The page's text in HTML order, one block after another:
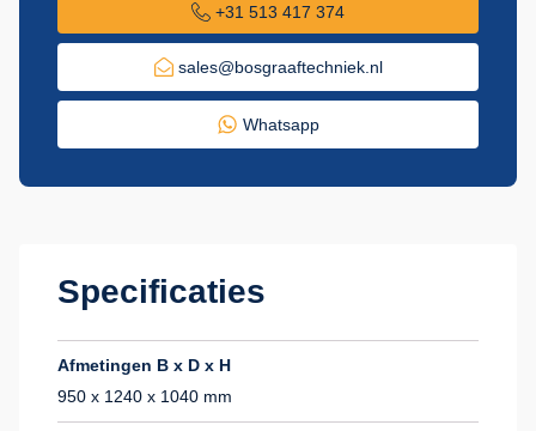
+31 513 417 374
sales@bosgraaftechniek.nl
Whatsapp
Specificaties
Afmetingen B x D x H
950 x 1240 x 1040 mm